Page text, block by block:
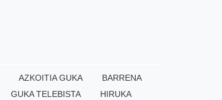
AZKOITIA GUKA
BARRENA
GUKA TELEBISTA HIRUKA